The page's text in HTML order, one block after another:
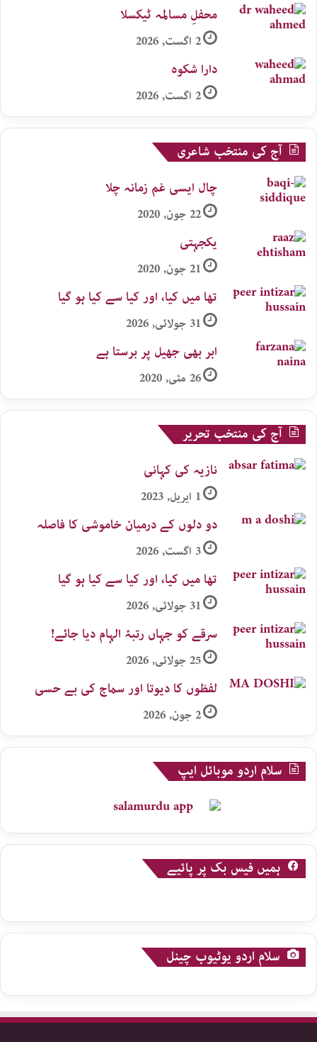
محفلِ مسالمہ ٹیکسلا
2 اگست, 2026
دارا شکوہ
2 اگست, 2026
آج کی منتخب شاعری
چال ایسی غم زمانہ چلا
22 جون, 2020
یکجہتی
21 جون, 2020
تھا میں کیا، اور کیا سے کیا ہو گیا
31 جولائی, 2026
ابر بھی جھیل پر برستا ہے
26 مئی, 2020
آج کی منتخب تحریر
نازیہ کی کہانی
1 اپریل, 2023
دو دلوں کے درمیان خاموشی کا فاصلہ
3 اگست, 2026
تھا میں کیا، اور کیا سے کیا ہو گیا
31 جولائی, 2026
سرقے کو جہاں رتبۂ الہام دیا جائے!
25 جولائی, 2026
لفظوں کا دیوتا اور سماج کی بے حسی
2 جون, 2026
سلام اردو موبائل ایپ
ہمیں فیس بک پر پائیے
سلام اردو یوٹیوب چینل